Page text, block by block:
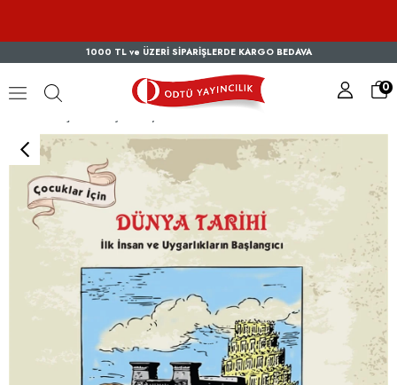
1000 TL ve ÜZERİ SİPARİŞLERDE KARGO BEDAVA
0